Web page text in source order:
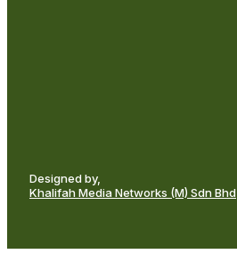
Designed by,
Khalifah Media Networks (M) Sdn Bhd